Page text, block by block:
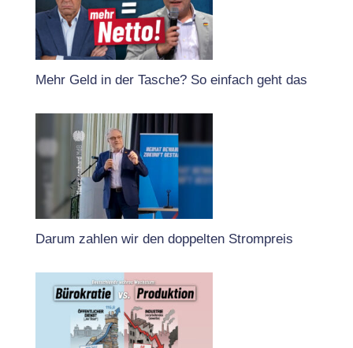
Mehr Geld in der Tasche? So einfach geht das
Darum zahlen wir den doppelten Strompreis